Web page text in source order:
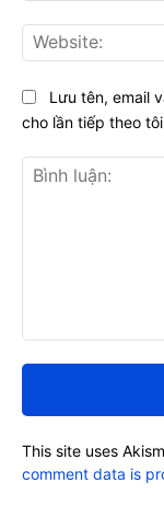
luận:
Lưu tên, email
cho lần tiếp theo
This site uses
comment data is